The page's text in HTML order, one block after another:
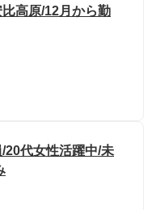
高原/12月から勤
20代女性活躍中/未